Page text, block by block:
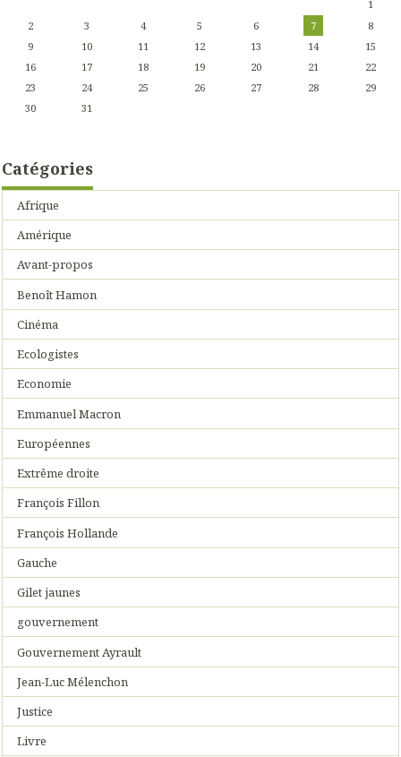
1
2
3 4 5 6 7
8
9
10 11 12 13 14
15
16
17 18 19 20 21
22
23
24 25 26 27 28
29
30
31
Catégories
Afrique
Amérique
Avant-propos
Benoît Hamon
Cinéma
Ecologistes
Economie
Emmanuel Macron
Européennes
Extrême droite
François Fillon
François Hollande
Gauche
Gilet jaunes
gouvernement
Gouvernement Ayrault
Jean-Luc Mélenchon
Justice
Livre